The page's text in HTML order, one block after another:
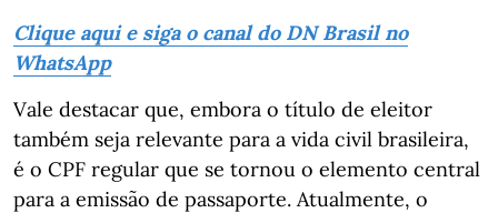
Clique aqui e siga o canal do DN Brasil no
WhatsApp
Vale destacar que, embora o título de eleitor
também seja relevante para a vida civil brasileira,
é o CPF regular que se tornou o elemento central
para a emissão de passaporte. Atualmente, o